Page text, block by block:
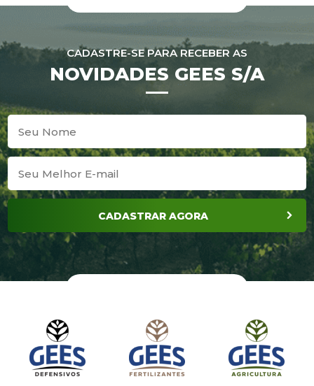
CADASTRE-SE PARA RECEBER AS
NOVIDADES GEES S/A
CADASTRAR AGORA